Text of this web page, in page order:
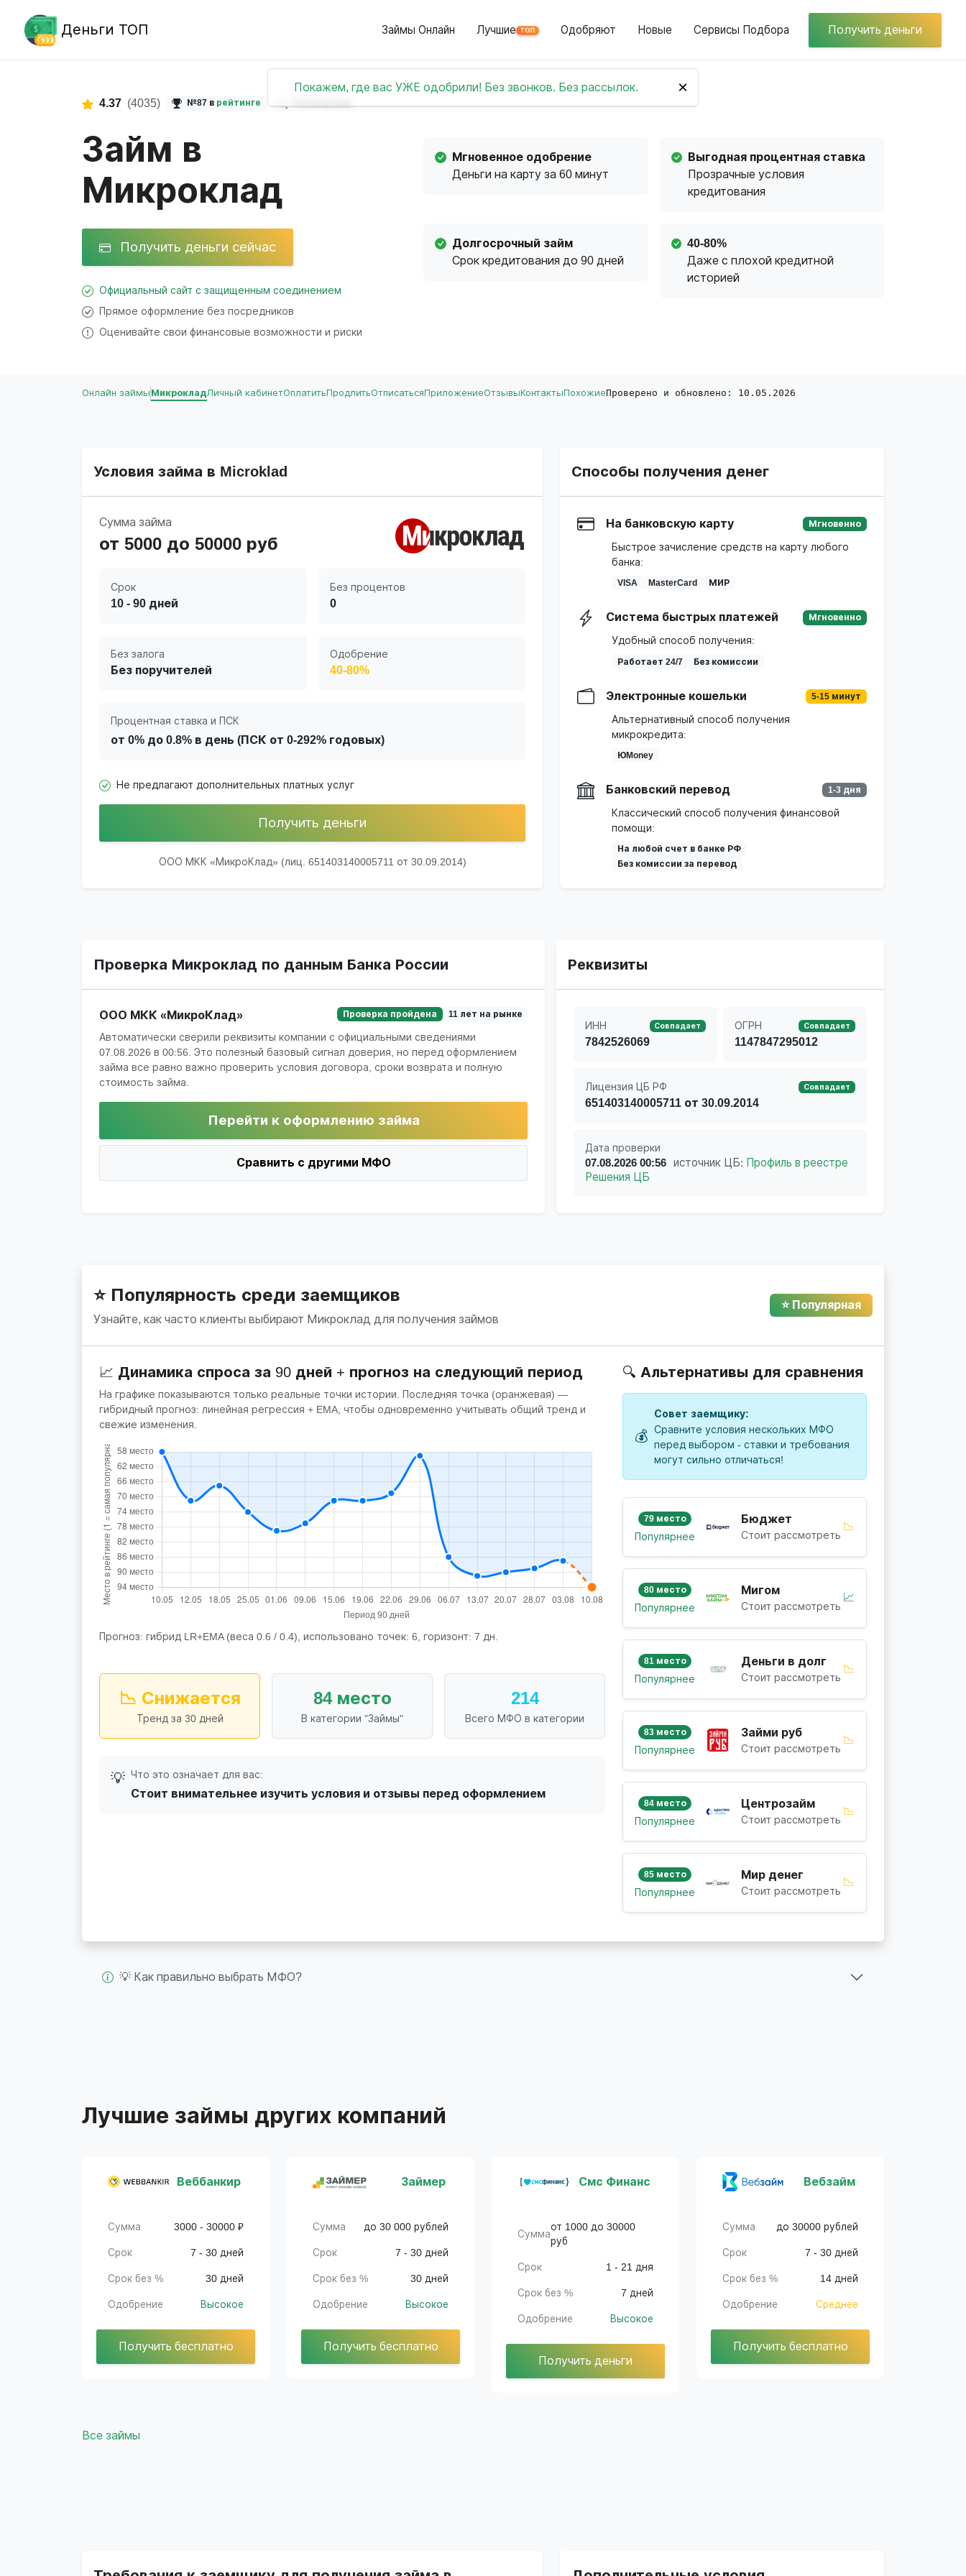
Деньги ТОП Займы Онлайн Лучшие ТОП Одобряют Новые Сервисы Подбора Получить деньги
Покажем, где вас УЖЕ одобрили! Без звонков. Без рассылок. ×
4.37 (4035) №87 в рейтинге
Займ в
Микроклад
Получить деньги сейчас
Официальный сайт с защищенным соединением
Прямое оформление без посредников
Оценивайте свои финансовые возможности и риски
Мгновенное одобрение
Деньги на карту за 60 минут
Выгодная процентная ставка
Прозрачные условия
кредитования
Долгосрочный займ
Срок кредитования до 90 дней
40-80%
Даже с плохой кредитной
историей
Онлайн займы МикрокладЛичный кабинетОплатитьПродлитьОтписатьсяПриложениеОтзывыКонтактыПохожиеПроверено и обновлено: 10.05.2026
Условия займа в Microklad
Сумма займа
от 5000 до 50000 руб
Срок
10 - 90 дней
Без процентов
0
Без залога
Без поручителей
Одобрение
40-80%
Процентная ставка и ПСК
от 0% до 0.8% в день (ПСК от 0-292% годовых)
Не предлагают дополнительных платных услуг
Получить деньги
ООО МКК «МикроКлад» (лиц. 651403140005711 от 30.09.2014)
Способы получения денег
На банковскую карту Мгновенно
Быстрое зачисление средств на карту любого
банка:
VISA MasterCard МИР
Система быстрых платежей Мгновенно
Удобный способ получения:
Работает 24/7 Без комиссии
Электронные кошельки 5-15 минут
Альтернативный способ получения
микрокредита:
ЮMoney
Банковский перевод 1-3 дня
Классический способ получения финансовой
помощи:
На любой счет в банке РФ
Без комиссии за перевод
Проверка Микроклад по данным Банка России
ООО МКК «МикроКлад» Проверка пройдена 11 лет на рынке
Автоматически сверили реквизиты компании с официальными сведениями
07.08.2026 в 00:56 . Это полезный базовый сигнал доверия, но перед оформлением
займа все равно важно проверить условия договора, сроки возврата и полную
стоимость займа.
Перейти к оформлению займа
Сравнить с другими МФО
Реквизиты
ИНН Совпадает
7842526069
ОГРН Совпадает
1147847295012
Лицензия ЦБ РФ Совпадает
651403140005711 от 30.09.2014
Дата проверки
07.08.2026 00:56 источник ЦБ: Профиль в реестре
Решения ЦБ
⭐ Популярность среди заемщиков
Узнайте, как часто клиенты выбирают Микроклад для получения займов
⭐ Популярная
📈 Динамика спроса за 90 дней + прогноз на следующий период
На графике показываются только реальные точки истории. Последняя точка (оранжевая) —
гибридный прогноз: линейная регрессия + EMA, чтобы одновременно учитывать общий тренд и
свежие изменения.
Прогноз: гибрид LR+EMA (веса 0.6 / 0.4), использовано точек: 6, горизонт: 7 дн.
📉 Снижается
Тренд за 30 дней
84 место
В категории "Займы"
214
Всего МФО в категории
💡 Что это означает для вас:
Стоит внимательнее изучить условия и отзывы перед оформлением
🔍 Альтернативы для сравнения
💰
Совет заемщику:
Сравните условия нескольких МФО
перед выбором - ставки и требования
могут сильно отличаться!
79 место
Популярнее
Бюджет
Стоит рассмотреть
📉
80 место
Популярнее
Мигом
Стоит рассмотреть
📈
81 место
Популярнее
Деньги в долг
Стоит рассмотреть
📉
83 место
Популярнее
Займи руб
Стоит рассмотреть
📉
84 место
Популярнее
Центрозайм
Стоит рассмотреть
📉
85 место
Популярнее
Мир денег
Стоит рассмотреть
📉
💡 Как правильно выбрать МФО?
Лучшие займы других компаний
Веббанкир
Сумма 3000 - 30000 ₽
Срок 7 - 30 дней
Срок без % 30 дней
Одобрение Высокое
Получить бесплатно
Займер
Сумма до 30 000 рублей
Срок 7 - 30 дней
Срок без % 30 дней
Одобрение Высокое
Получить бесплатно
Смс Финанс
Сумма
от 1000 до 30000
руб
Срок 1 - 21 дня
Срок без % 7 дней
Одобрение Высокое
Получить деньги
Вебзайм
Сумма до 30000 рублей
Срок 7 - 30 дней
Срок без % 14 дней
Одобрение Среднее
Получить бесплатно
Все займы